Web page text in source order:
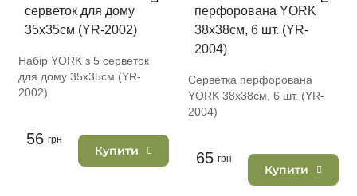
Набір YORK з 5 серветок
для дому 35х35см (YR-
2002)
56 грн
Купити
Серветка перфорована
YORK 38х38см, 6 шт. (YR-
2004)
65 грн
Купити